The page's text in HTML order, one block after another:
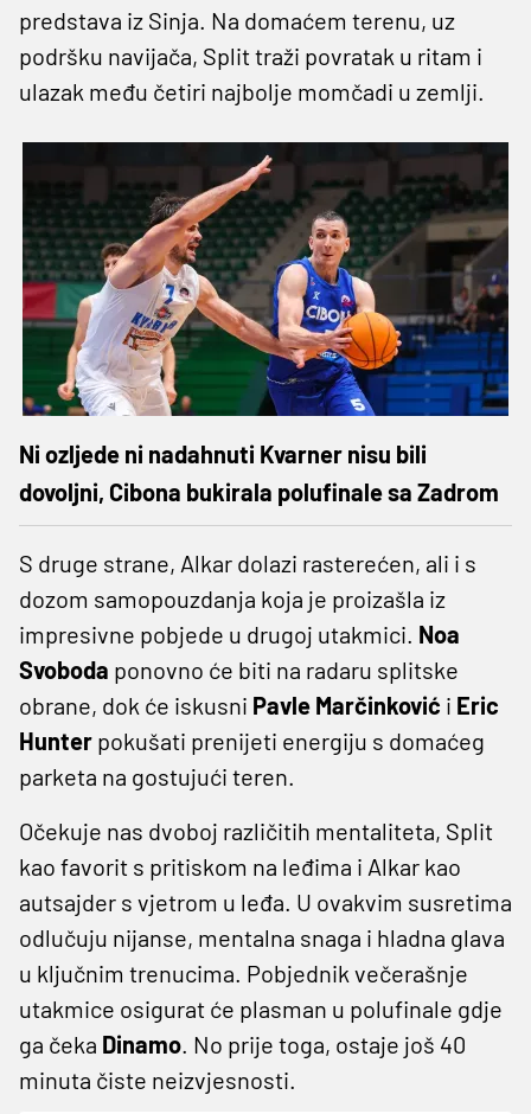
predstava iz Sinja. Na domaćem terenu, uz
podršku navijača, Split traži povratak u ritam i
ulazak među četiri najbolje momčadi u zemlji.
Ni ozljede ni nadahnuti Kvarner nisu bili
dovoljni, Cibona bukirala polufinale sa Zadrom
S druge strane, Alkar dolazi rasterećen, ali i s
dozom samopouzdanja koja je proizašla iz
impresivne pobjede u drugoj utakmici. Noa
Svoboda ponovno će biti na radaru splitske
obrane, dok će iskusni Pavle Marčinković i Eric
Hunter pokušati prenijeti energiju s domaćeg
parketa na gostujući teren.
Očekuje nas dvoboj različitih mentaliteta, Split
kao favorit s pritiskom na leđima i Alkar kao
autsajder s vjetrom u leđa. U ovakvim susretima
odlučuju nijanse, mentalna snaga i hladna glava
u ključnim trenucima. Pobjednik večerašnje
utakmice osigurat će plasman u polufinale gdje
ga čeka Dinamo. No prije toga, ostaje još 40
minuta čiste neizvjesnosti.